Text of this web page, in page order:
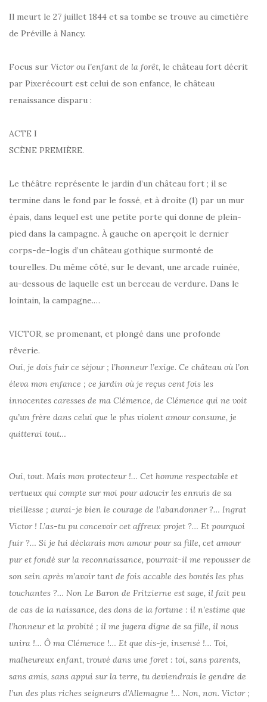
Il meurt le 27 juillet 1844 et sa tombe se trouve au cimetière
de Préville à Nancy.
Focus sur Victor ou l’enfant de la forêt, le château fort décrit
par Pixerécourt est celui de son enfance, le château
renaissance disparu :
ACTE I
SCÈNE PREMIÈRE.
Le théâtre représente le jardin d’un château fort ; il se
termine dans le fond par le fossé, et à droite (1) par un mur
épais, dans lequel est une petite porte qui donne de plein-
pied dans la campagne. À gauche on aperçoit le dernier
corps-de-logis d’un château gothique surmonté de
tourelles. Du même côté, sur le devant, une arcade ruinée,
au-dessous de laquelle est un berceau de verdure. Dans le
lointain, la campagne.…
VICTOR, se promenant, et plongé dans une profonde
rêverie.
Oui, je dois fuir ce séjour ; l’honneur l’exige. Ce château où l’on
éleva mon enfance ; ce jardin où je reçus cent fois les
innocentes caresses de ma Clémence, de Clémence qui ne voit
qu’un frère dans celui que le plus violent amour consume, je
quitterai tout…
Oui, tout. Mais mon protecteur !… Cet homme respectable et
vertueux qui compte sur moi pour adoucir les ennuis de sa
vieillesse ; aurai-je bien le courage de l’abandonner ?… Ingrat
Victor ! L’as-tu pu concevoir cet affreux projet ?… Et pourquoi
fuir ?… Si je lui déclarais mon amour pour sa fille, cet amour
pur et fondé sur la reconnaissance, pourrait-il me repousser de
son sein après m’avoir tant de fois accable des bontés les plus
touchantes ?… Non Le Baron de Fritzierne est sage, il fait peu
de cas de la naissance, des dons de la fortune : il n’estime que
l’honneur et la probité ; il me jugera digne de sa fille, il nous
unira !… Ô ma Clémence !… Et que dis-je, insensé !… Toi,
malheureux enfant, trouvé dans une foret : toi, sans parents,
sans amis, sans appui sur la terre, tu deviendrais le gendre de
l’un des plus riches seigneurs d’Allemagne !… Non, non. Victor ;